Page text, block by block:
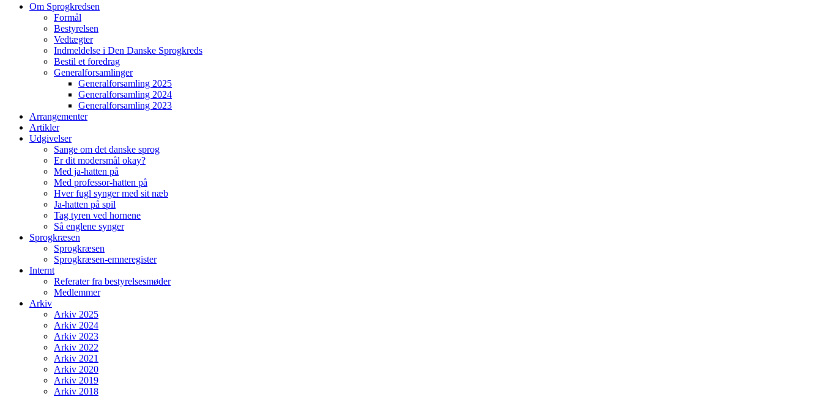
Om Sprogkredsen
Formål
Bestyrelsen
Vedtægter
Indmeldelse i Den Danske Sprogkreds
Bestil et foredrag
Generalforsamlinger
Generalforsamling 2025
Generalforsamling 2024
Generalforsamling 2023
Arrangementer
Artikler
Udgivelser
Sange om det danske sprog
Er dit modersmål okay?
Med ja-hatten på
Med professor-hatten på
Hver fugl synger med sit næb
Ja-hatten på spil
Tag tyren ved hornene
Så englene synger
Sprogkræsen
Sprogkræsen
Sprogkræsen-emneregister
Internt
Referater fra bestyrelsesmøder
Medlemmer
Arkiv
Arkiv 2025
Arkiv 2024
Arkiv 2023
Arkiv 2022
Arkiv 2021
Arkiv 2020
Arkiv 2019
Arkiv 2018